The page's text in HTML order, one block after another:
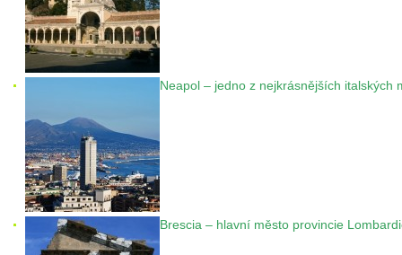
Neapol – jedno z nejkrásnějších italských
Brescia – hlavní město provincie